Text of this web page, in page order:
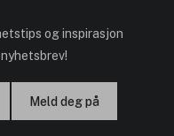
og inspirasjon
Meld deg på